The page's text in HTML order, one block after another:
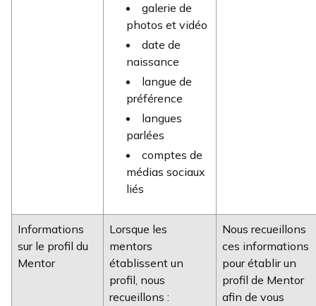
galerie de
photos et vidéo
date de
naissance
langue de
préférence
langues
parlées
comptes de
médias sociaux
liés
Informations
sur le profil du
Mentor
Lorsque les
mentors
établissent un
profil, nous
recueillons :
Nous recueillons
ces informations
pour établir un
profil de Mentor
afin de vous